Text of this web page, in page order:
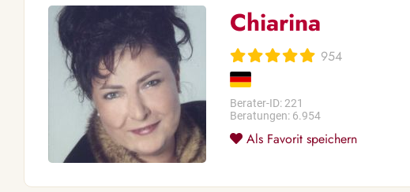
Chiarina
954
Berater-ID: 221
Beratungen: 6.954
Als Favorit speichern